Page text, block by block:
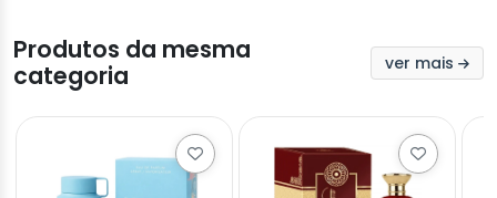
Produtos da mesma
categoria
ver mais